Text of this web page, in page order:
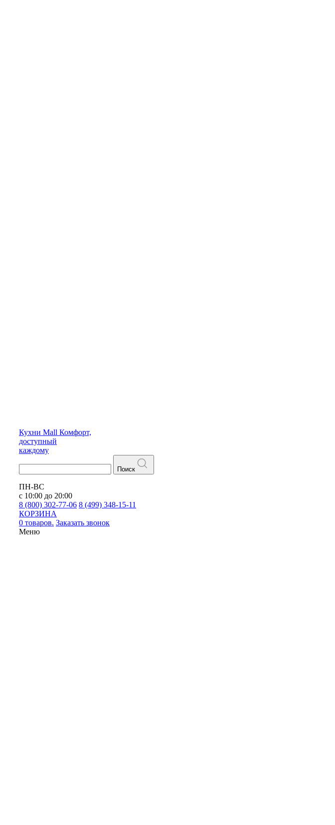
Кухни Mall Комфорт,
доступный
каждому
Поиск
ПН-ВС
с 10:00 до 20:00
8 (800) 302-77-06 8 (499) 348-15-11
КОРЗИНА
0 товаров. Заказать звонок
Меню